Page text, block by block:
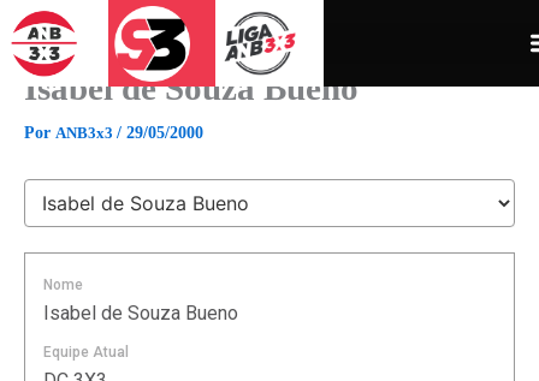
para
conteúdo
Isabel de Souza Bueno
Por ANB3x3 / 29/05/2000
Nome
Isabel de Souza Bueno
Equipe Atual